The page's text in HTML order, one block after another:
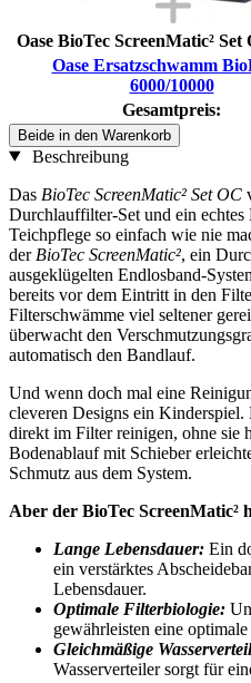
Oase BioTec ScreenMatic² Set
Oase Ersatzschwamm
6000/10000
Gesamtpreis:
Beide in den Warenkorb
Beschreibung
Das BioTec ScreenMatic² Set OC
Durchlauffilter-Set und ein
Teichpflege so einfach wie nie
der BioTec ScreenMatic², ein
ausgeklügelten Endlosband-
bereits vor dem Eintritt in den
Filterschwämme viel seltener
überwacht den
automatisch den Bandlauf.
Und wenn doch mal eine
cleveren Designs ein
direkt im Filter reinigen, ohne sie
Bodenablauf mit Schieber
Schmutz aus dem System.
Aber der BioTec ScreenMatic²
Lange Lebensdauer: Ein
ein verstärktes
Lebensdauer.
Optimale Filterbiologie:
gewährleisten eine
Gleichmäßige
Wasserverteiler sorgt für